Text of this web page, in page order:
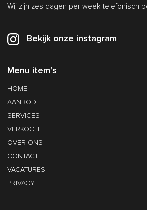
Wij zijn zes dagen per week telefonisch
Bekijk onze instagram
Menu item’s
HOME
AANBOD
SERVICES
VERKOCHT
OVER ONS
CONTACT
VACATURES
PRIVACY